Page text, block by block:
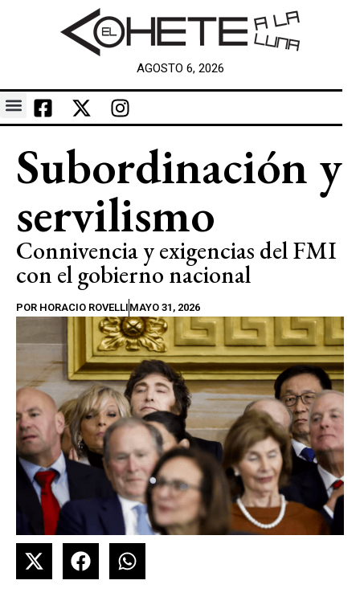
AGOSTO 6, 2026
Subordinación y
servilismo
Connivencia y exigencias del FMI
con el gobierno nacional
POR HORACIO ROVELLI MAYO 31, 2026